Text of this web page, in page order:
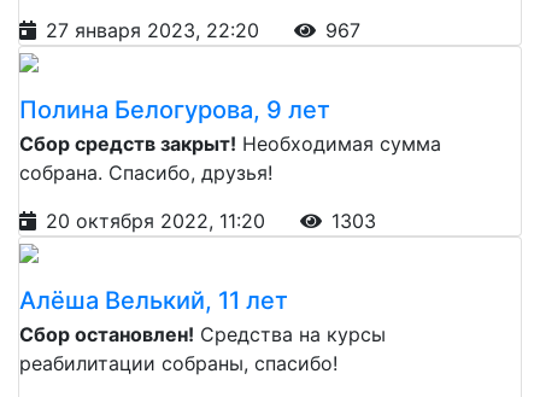
27 января 2023, 22:20
967
Полина Белогурова, 9 лет
Сбор средств закрыт! Необходимая сумма
собрана. Спасибо, друзья!
20 октября 2022, 11:20
1303
Алёша Велький, 11 лет
Сбор остановлен! Средства на курсы
реабилитации собраны, спасибо!